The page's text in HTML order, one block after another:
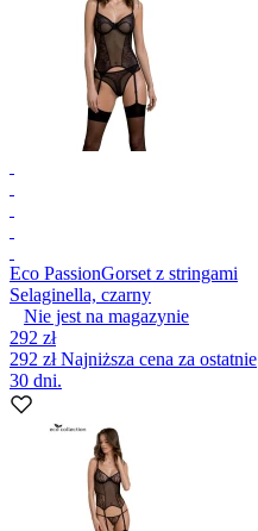
Eco PassionGorset z stringami
Selaginella, czarny
Nie jest na magazynie
292 zł
292 złNajniższa cena za ostatnie
30 dni.